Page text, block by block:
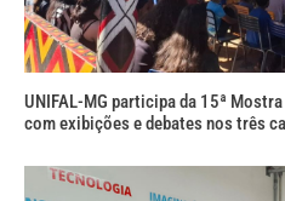
UNIFAL-MG participa da 15ª
com exibições e debates nos três